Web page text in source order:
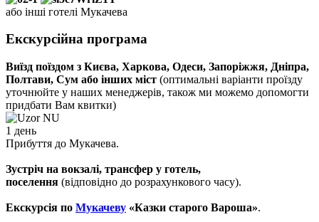
або інші готелі Мукачева
Екскурсійна програма
Виїзд поїздом з Києва, Харкова, Одеси, Запоріжжя, Дніпра,
Полтави, Сум або інших міст (оптимальні варіанти проїзду
уточнюйте у наших менеджерів, також ми можемо допомогти
придбати Вам квитки)
1 день
Прибуття до Мукачева.
Зустріч на вокзалі, трансфер у готель,
поселення (відповідно до розрахункового часу).
Екскурсія по Мукачеву «Казки старого Вароша».